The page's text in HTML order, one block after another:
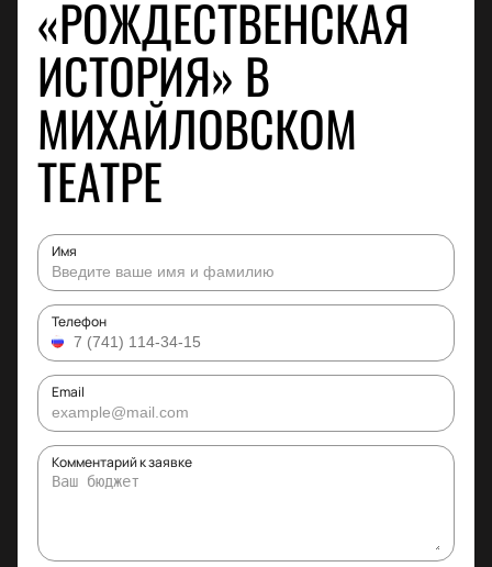
«РОЖДЕСТВЕНСКАЯ
ИСТОРИЯ» В
МИХАЙЛОВСКОМ
ТЕАТРЕ
Имя
Телефон
Email
Комментарий к заявке